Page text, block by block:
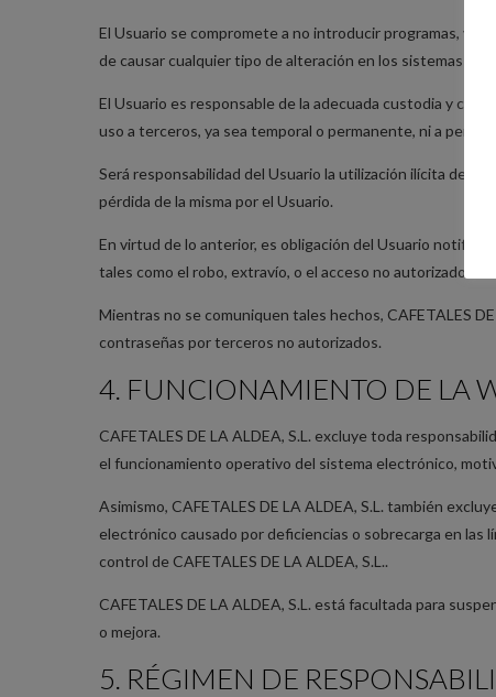
El Usuario se compromete a no introducir programas,
de causar cualquier tipo de alteración en los sistemas
El Usuario es responsable de la adecuada custodia y
uso a terceros, ya sea temporal o permanente, ni a
Será responsabilidad del Usuario la utilización ilícita de
pérdida de la misma por el Usuario.
En virtud de lo anterior, es obligación del Usuario
tales como el robo, extravío, o el acceso no autorizado a
Mientras no se comuniquen tales hechos, CAFETALES
contraseñas por terceros no autorizados.
4. FUNCIONAMIENTO DE LA
CAFETALES DE LA ALDEA, S.L. excluye toda
el funcionamiento operativo del sistema electrónico,
Asimismo, CAFETALES DE LA ALDEA, S.L. también
electrónico causado por deficiencias o sobrecarga en
control de CAFETALES DE LA ALDEA, S.L..
CAFETALES DE LA ALDEA, S.L. está facultada para
o mejora.
5. RÉGIMEN DE